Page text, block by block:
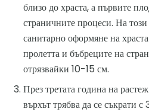
близо до храста, а първите
страничните процеси. На
санитарно оформяне на
пролетта и бъбреците на
отрязвайки 10-15 см.
През третата година на
върхът трябва да се съкрати